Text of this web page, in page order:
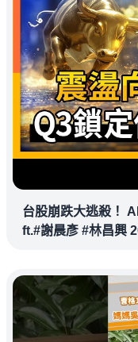
台股崩跌大逃殺！
ft.#謝晨彥 #林昌興